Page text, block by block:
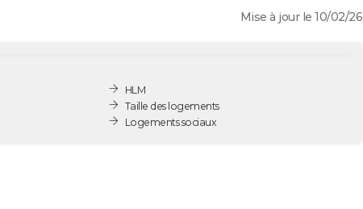
Mise à jour le 10/02/26
HLM
Taille des logements
Logements sociaux